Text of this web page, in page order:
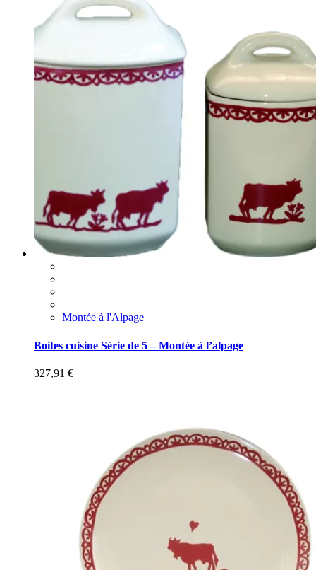
Montée à l'Alpage
Boites cuisine Série de 5 – Montée à l’alpage
327,91 €